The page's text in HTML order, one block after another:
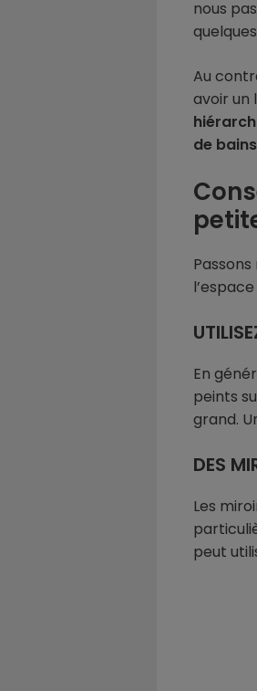
nous
Au
avoir un
de
En
peints
grand.
DES
Les
peut